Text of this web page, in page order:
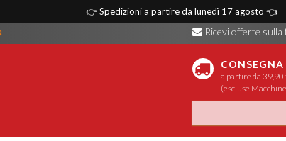
👉Spedizioni a partire da lunedì 17 agosto 👈
Ricevi offerte sulla
a partire da 39,90
(escluse